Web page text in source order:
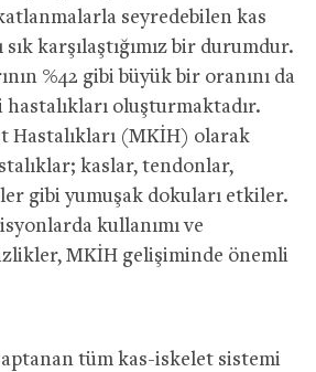
seyredebilen kas
karşılaştığımız bir durumdur.
%42 gibi büyük bir oranını da
oluşturmaktadır.
Hastalıkları (MKİH) olarak
kaslar, tendonlar,
gibi yumuşak dokuları etkiler.
kullanımı ve
MKİH gelişiminde önemli
tüm kas-iskelet sistemi